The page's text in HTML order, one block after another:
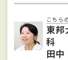
こちら
東邦
科
田中